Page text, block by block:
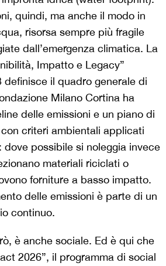
quindi, ma anche il modo in
risorsa sempre più fragile
dall’emergenza climatica. La
Impatto e Legacy”
definisce il quadro generale di
Milano Cortina ha
delle emissioni e un piano di
criteri ambientali applicati
possibile si noleggia invece
materiali riciclati o
forniture a basso impatto.
delle emissioni è parte di un
continuo.
è anche sociale. Ed è qui che
2026”, il programma di social